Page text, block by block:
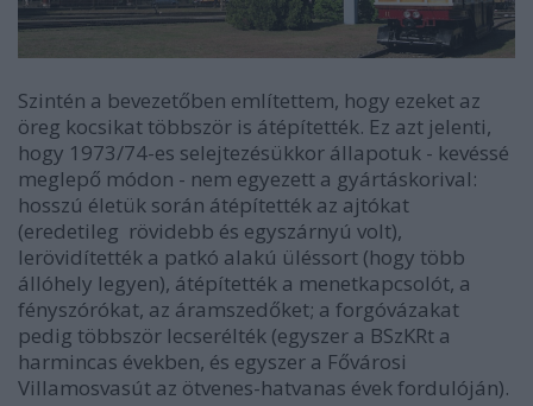
Szintén a bevezetőben említettem, hogy ezeket az
öreg kocsikat többször is átépítették. Ez azt jelenti,
hogy 1973/74-es selejtezésükkor állapotuk - kevéssé
meglepő módon - nem egyezett a gyártáskorival:
hosszú életük során átépítették az ajtókat
(eredetileg rövidebb és egyszárnyú volt),
lerövidítették a patkó alakú üléssort (hogy több
állóhely legyen), átépítették a menetkapcsolót, a
fényszórókat, az áramszedőket; a forgóvázakat
pedig többször lecserélték (egyszer a BSzKRt a
harmincas években, és egyszer a Fővárosi
Villamosvasút az ötvenes-hatvanas évek fordulóján).